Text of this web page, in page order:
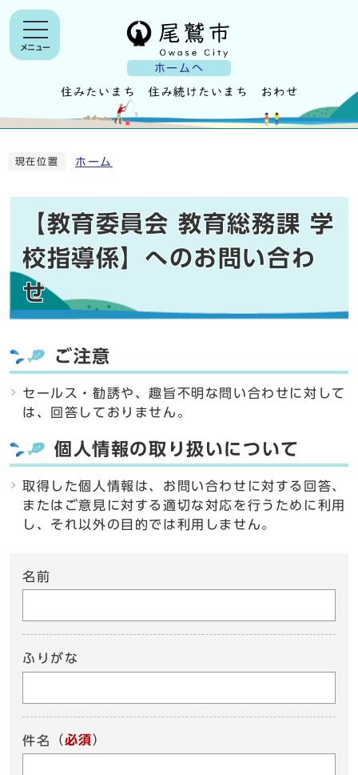
ホームへ
メニュー
現在位置 ホーム
【教育委員会 教育総務課 学
校指導係】へのお問い合わ
せ
ご注意
セールス・勧誘や、趣旨不明な問い合わせに対して
は、回答しておりません。
個人情報の取り扱いについて
取得した個人情報は、お問い合わせに対する回答、
またはご意見に対する適切な対応を行うために利用
し、それ以外の目的では利用しません。
名前
ふりがな
件名 （必須）